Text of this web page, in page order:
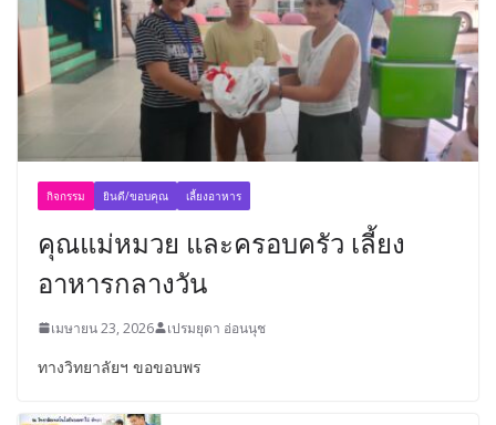
กิจกรรม ยินดี/ขอบคุณ เลี้ยงอาหาร
คุณแม่หมวย และครอบครัว เลี้ยง
อาหารกลางวัน
เมษายน 23, 2026 เปรมยุดา อ่อนนุช
ทางวิทยาลัยฯ ขอขอบพร